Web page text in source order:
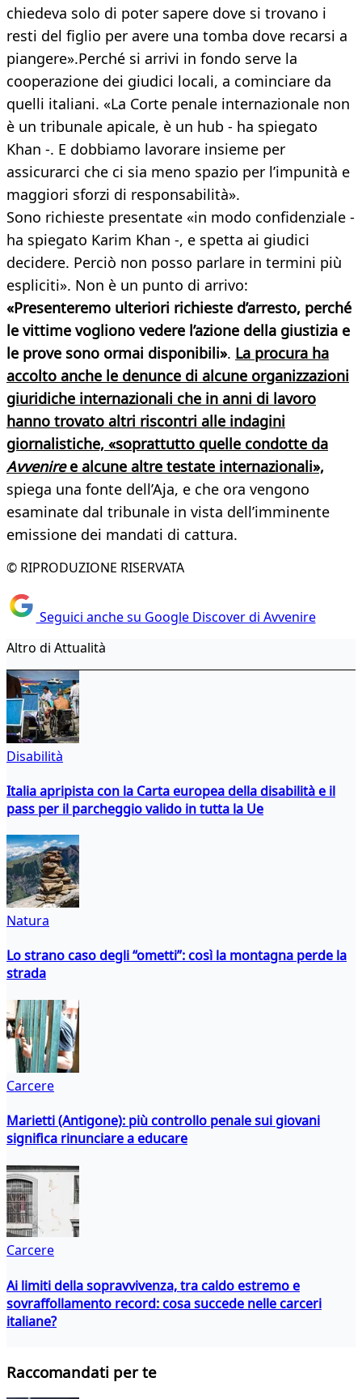
chiedeva solo di poter sapere dove si trovano i
resti del figlio per avere una tomba dove recarsi a
piangere».Perché si arrivi in fondo serve la
cooperazione dei giudici locali, a cominciare da
quelli italiani. «La Corte penale internazionale non
è un tribunale apicale, è un hub - ha spiegato
Khan -. E dobbiamo lavorare insieme per
assicurarci che ci sia meno spazio per l’impunità e
maggiori sforzi di responsabilità».
Sono richieste presentate «in modo confidenziale -
ha spiegato Karim Khan -, e spetta ai giudici
decidere. Perciò non posso parlare in termini più
espliciti». Non è un punto di arrivo:
«Presenteremo ulteriori richieste d’arresto, perché
le vittime vogliono vedere l’azione della giustizia e
le prove sono ormai disponibili». La procura ha
accolto anche le denunce di alcune organizzazioni
giuridiche internazionali che in anni di lavoro
hanno trovato altri riscontri alle indagini
giornalistiche, «soprattutto quelle condotte da
Avveniree alcune altre testate internazionali»,
spiega una fonte dell’Aja, e che ora vengono
esaminate dal tribunale in vista dell’imminente
emissione dei mandati di cattura.
© RIPRODUZIONE RISERVATA
Seguici anche su Google Discover di Avvenire
Altro di Attualità
Disabilità
Italia apripista con la Carta europea della disabilità e il
pass per il parcheggio valido in tutta la Ue
Natura
Lo strano caso degli “ometti”: così la montagna perde la
strada
Carcere
Marietti (Antigone): più controllo penale sui giovani
significa rinunciare a educare
Carcere
Ai limiti della sopravvivenza, tra caldo estremo e
sovraffollamento record: cosa succede nelle carceri
italiane?
Raccomandati per te